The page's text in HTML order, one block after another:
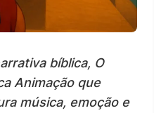
bíblica, O
Animação que
música, emoção e